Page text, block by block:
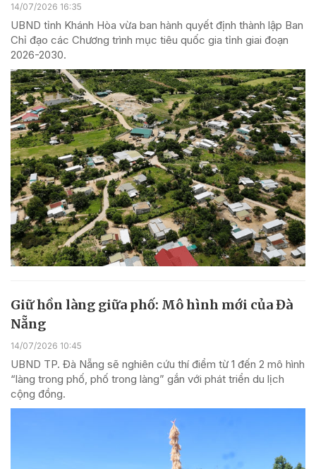
14/07/2026 16:35
UBND tỉnh Khánh Hòa vừa ban hành quyết định thành lập Ban
Chỉ đạo các Chương trình mục tiêu quốc gia tỉnh giai đoạn
2026-2030.
Giữ hồn làng giữa phố: Mô hình mới của Đà
Nẵng
14/07/2026 10:45
UBND TP. Đà Nẵng sẽ nghiên cứu thí điểm từ 1 đến 2 mô hình
“làng trong phố, phố trong làng” gắn với phát triển du lịch
cộng đồng.